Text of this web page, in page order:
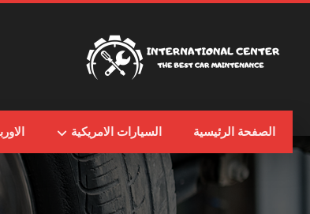
الصفحة الرئيسية السيارات الامريكية